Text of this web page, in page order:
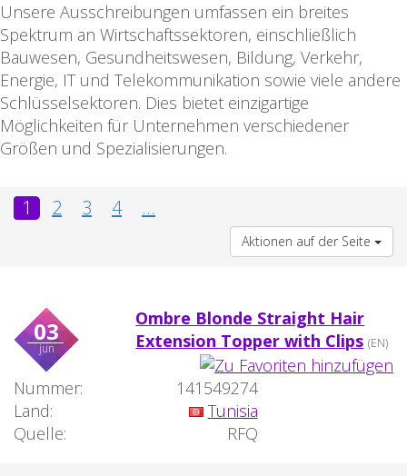
Unsere Ausschreibungen umfassen ein breites
Spektrum an Wirtschaftssektoren, einschließlich
Bauwesen, Gesundheitswesen, Bildung, Verkehr,
Energie, IT und Telekommunikation sowie viele andere
Schlüsselsektoren. Dies bietet einzigartige
Möglichkeiten für Unternehmen verschiedener
Größen und Spezialisierungen.
1 2 3 4 ...
Aktionen auf der Seite
03
jun
Ombre Blonde Straight Hair
Extension Topper with Clips (EN)
Nummer:
141549274
Land:
Tunisia
Quelle:
RFQ